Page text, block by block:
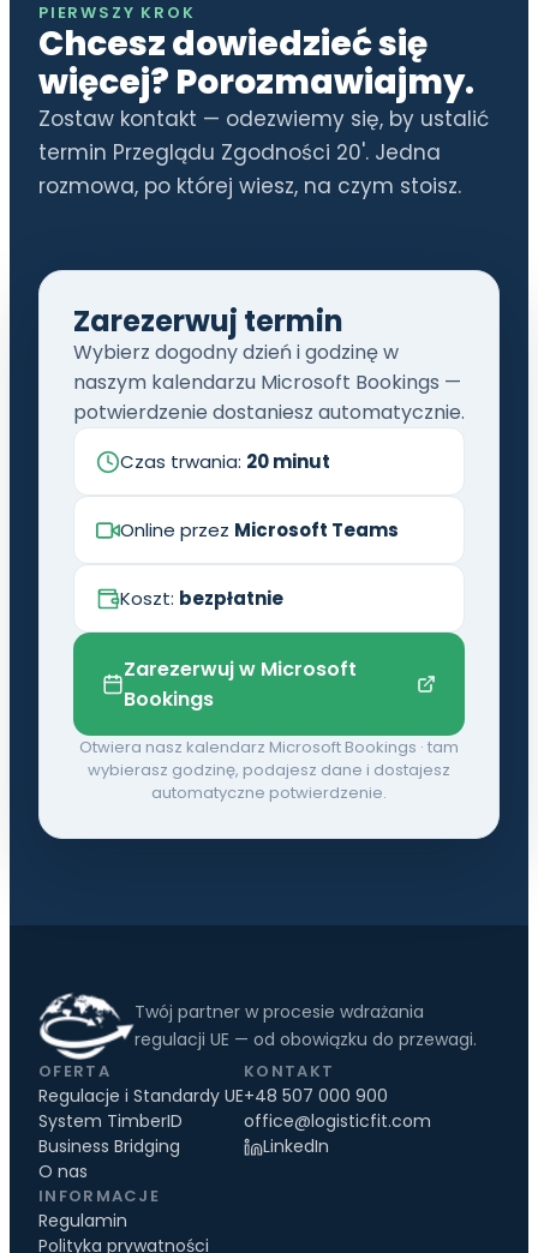
PIERWSZY KROK
Chcesz dowiedzieć się
więcej? Porozmawiajmy.
Zostaw kontakt — odezwiemy się, by ustalić
termin Przeglądu Zgodności 20'. Jedna
rozmowa, po której wiesz, na czym stoisz.
Zarezerwuj termin
Wybierz dogodny dzień i godzinę w
naszym kalendarzu Microsoft Bookings —
potwierdzenie dostaniesz automatycznie.
Czas trwania: 20 minut
Online przez Microsoft Teams
Koszt: bezpłatnie
Zarezerwuj w Microsoft
Bookings
Otwiera nasz kalendarz Microsoft Bookings · tam
wybierasz godzinę, podajesz dane i dostajesz
automatyczne potwierdzenie.
Twój partner w procesie wdrażania
regulacji UE — od obowiązku do przewagi.
OFERTA
Regulacje i Standardy UE
System TimberID
Business Bridging
O nas
KONTAKT
+48 507 000 900
office@logisticfit.com
LinkedIn
INFORMACJE
Regulamin
Polityka prywatności